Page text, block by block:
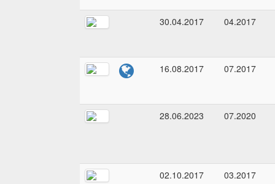
30.04.2017 04.2017
16.08.2017 07.2017
28.06.2023 07.2020
02.10.2017 03.2017